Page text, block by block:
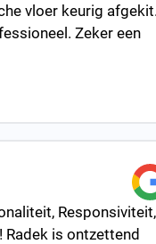
vloer keurig
Zeker een
Responsiviteit,
Radek is ontzettend